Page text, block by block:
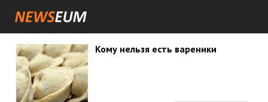
Кому нельзя есть вареники